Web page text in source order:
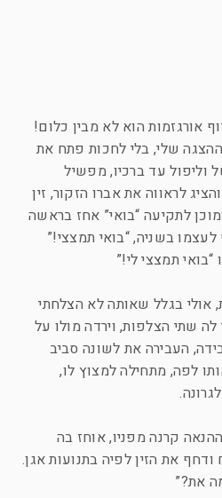
אורגזמות הוא לא מבין כלום!
שלי, בלי לחכות פתח את
וליפול עד ברכיו, מפשיל
לראווה את אברו הזקור, זין
לתקיעה “בואי” אחז בראשה
בשניה, “בואי תמצצי!”
תמצצי לי!”
אולי בגלל שאותה לא הצלחתי
שתי הצלפות, וירדה מולו על
העבירה את לשונה סביב
לפה, מתחילה למצוץ לו,
קרנה מפניו, אוחז בה
את הזין לפיה בתנועות אגן.
את?”